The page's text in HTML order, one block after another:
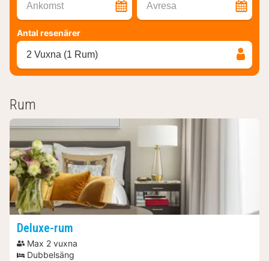
Ankomst Avresa
Antal resenärer
2 Vuxna (1 Rum)
Rum
Deluxe-rum
Max 2 vuxna
Dubbelsäng